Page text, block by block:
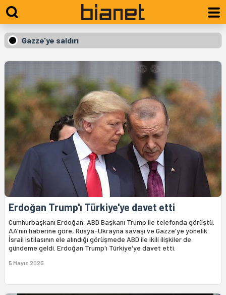
Gazze'ye saldırı
Erdoğan Trump'ı Türkiye'ye davet etti
Cumhurbaşkanı Erdoğan, ABD Başkanı Trump ile telefonda görüştü.
AA'nın haberine göre, Rusya-Ukrayna savaşı ve Gazze'ye yönelik
İsrail istilasının ele alındığı görüşmede ABD ile ikili ilişkiler de
gündeme geldi. Erdoğan Trump'ı Türkiye'ye davet etti.
5 Mayıs 2025